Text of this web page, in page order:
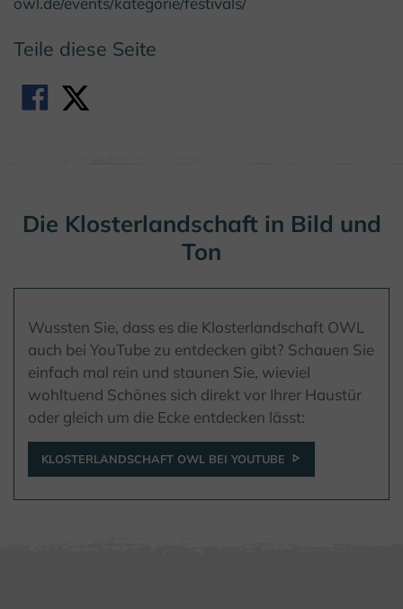
Teile diese Seite
Die Klosterlandschaft in Bild und
Ton
Wussten Sie, dass es die Klosterlandschaft OWL
auch bei YouTube zu entdecken gibt? Schauen Sie
einfach mal rein und staunen Sie, wieviel
wohltuend Schönes sich direkt vor Ihrer Haustür
oder gleich um die Ecke entdecken lässt:
KLOSTERLANDSCHAFT OWL BEI YOUTUBE